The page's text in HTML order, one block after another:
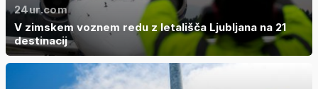
24ur.com
V zimskem voznem redu z letališča Ljubljana na 21
destinacij